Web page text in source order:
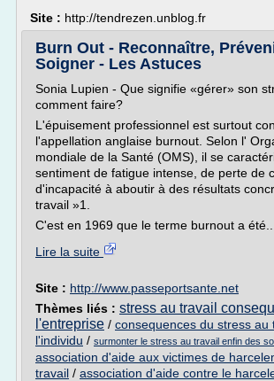
Site : http://tendrezen.unblog.fr
Burn Out - Reconnaître,
Soigner - Les Astuces
Sonia Lupien - Que signifie «gérer» son
comment faire?
L'épuisement professionnel est surtout
l'appellation anglaise burnout. Selon l'
mondiale de la Santé (OMS), il se
sentiment de fatigue intense, de perte de
d'incapacité à aboutir à des résultats
travail »1.
C'est en 1969 que le terme burnout a été...
Lire la suite
Site : http://www.passeportsante.net
Thèmes liés : stress au travail
l'entreprise / consequences du stress au
l'individu / surmonter le stress au travail enfin des
association d'aide aux victimes de
travail / association d'aide contre le